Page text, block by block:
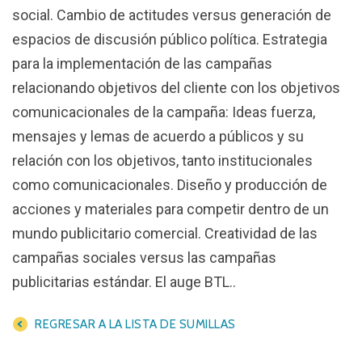
social. Cambio de actitudes versus generación de
espacios de discusión público política. Estrategia
para la implementación de las campañas
relacionando objetivos del cliente con los objetivos
comunicacionales de la campaña: Ideas fuerza,
mensajes y lemas de acuerdo a públicos y su
relación con los objetivos, tanto institucionales
como comunicacionales. Diseño y producción de
acciones y materiales para competir dentro de un
mundo publicitario comercial. Creatividad de las
campañas sociales versus las campañas
publicitarias estándar. El auge BTL..
REGRESAR A LA LISTA DE SUMILLAS